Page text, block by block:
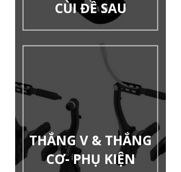
CÙI ĐỀ SAU
THẮNG V & THẮNG
CƠ- PHỤ KIỆN